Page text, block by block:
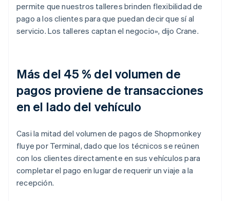
permite que nuestros talleres brinden flexibilidad de
pago a los clientes para que puedan decir que sí al
servicio. Los talleres captan el negocio», dijo Crane.
Más del 45 % del volumen de
pagos proviene de transacciones
en el lado del vehículo
Casi la mitad del volumen de pagos de Shopmonkey
fluye por Terminal, dado que los técnicos se reúnen
con los clientes directamente en sus vehículos para
completar el pago en lugar de requerir un viaje a la
recepción.